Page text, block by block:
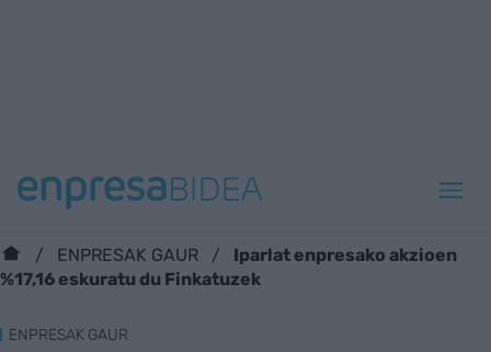
ENPRESAK GAUR
Iparlat enpresako akzioen
%17,16 eskuratu du Finkatuzek
ENPRESAK GAUR